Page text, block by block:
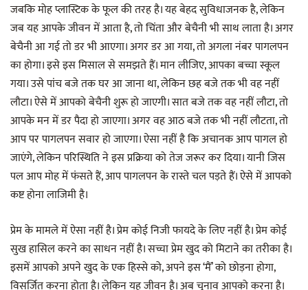
जबकि मोह प्लास्टिक के फूल की तरह है। यह बेहद सुविधाजनक है, लेकिन
जब यह आपके जीवन में आता है, तो चिंता और बेचैनी भी साथ लाता है। अगर
बेचैनी आ गई तो डर भी आएगा। अगर डर आ गया, तो अगला नंबर पागलपन
का होगा। इसे इस मिसाल से समझते हैं। मान लीजिए, आपका बच्चा स्कूल
गया। उसे पांच बजे तक घर आ जाना था, लेकिन छह बजे तक भी वह नहीं
लौटा। ऐसे में आपको बेचैनी शुरू हो जाएगी। सात बजे तक वह नहीं लौटा, तो
आपके मन में डर पैदा हो जाएगा। अगर वह आठ बजे तक भी नहीं लौटता, तो
आप पर पागलपन सवार हो जाएगा। ऐसा नहीं है कि अचानक आप पागल हो
जाएंगे, लेकिन परिस्थिति ने इस प्रक्रिया को तेज जरूर कर दिया। यानी जिस
पल आप मोह में फंसते हैं, आप पागलपन के रास्ते चल पड़ते हैं। ऐसे में आपको
कष्ट होना लाजिमी है।
प्रेम के मामले में ऐसा नहीं है। प्रेम कोई निजी फायदे के लिए नहीं है। प्रेम कोई
सुख हासिल करने का साधन नहीं है। सच्चा प्रेम खुद को मिटाने का तरीका है।
इसमें आपको अपने खुद के एक हिस्से को, अपने इस ‘मैं’ को छोड़ना होगा,
विसर्जित करना होता है। लेकिन यह जीवन है। अब चुनाव आपको करना है।